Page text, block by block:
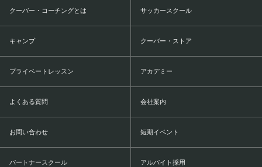
クーバー・コーチングとは サッカースクール
キャンプ クーバー・ストア
プライベートレッスン アカデミー
よくある質問 会社案内
お問い合わせ 短期イベント
パートナースクール アルバイト採用